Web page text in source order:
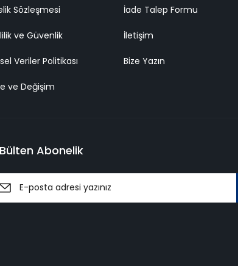
Sözleşmesi
ve Güvenlik
Veriler Politikası
ve Değişim
İade Talep Formu
İletişim
Bize Yazın
Abonelik